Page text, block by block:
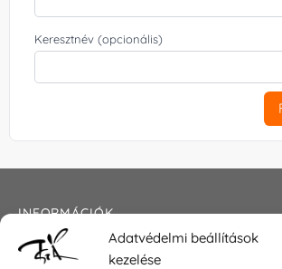
Adatvédelmi beállítások
kezelése
Keresztnév (opcionális)
INFORMÁCIÓK
Általános szerződési feltételek